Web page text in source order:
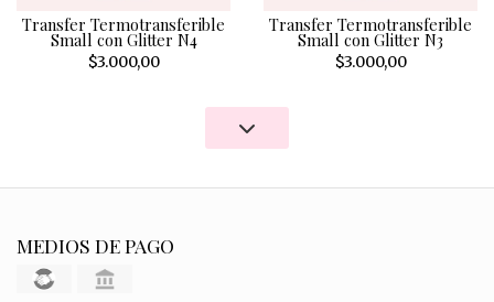
Transfer Termotransferible
Small con Glitter N4
$3.000,00
Transfer Termotransferible
Small con Glitter N3
$3.000,00
MEDIOS DE PAGO